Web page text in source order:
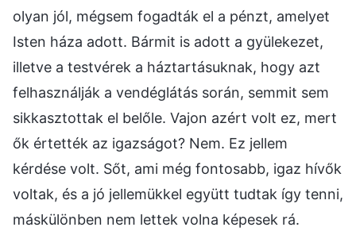
olyan jól, mégsem fogadták el a pénzt, amelyet
Isten háza adott. Bármit is adott a gyülekezet,
illetve a testvérek a háztartásuknak, hogy azt
felhasználják a vendéglátás során, semmit sem
sikkasztottak el belőle. Vajon azért volt ez, mert
ők értették az igazságot? Nem. Ez jellem
kérdése volt. Sőt, ami még fontosabb, igaz hívők
voltak, és a jó jellemükkel együtt tudtak így tenni,
máskülönben nem lettek volna képesek rá.